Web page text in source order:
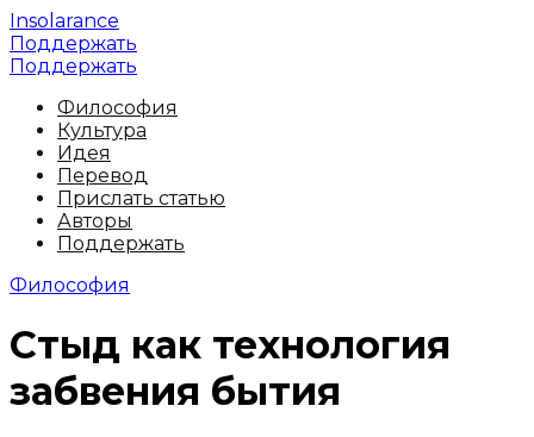
Insolarance
Поддержать
Поддержать
Философия
Культура
Идея
Перевод
Прислать статью
Авторы
Поддержать
Философия
Стыд как технология
забвения бытия